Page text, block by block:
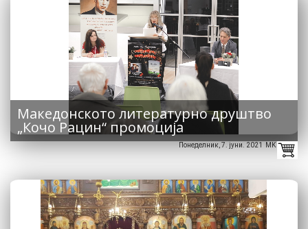
Македонското литературно друштво
„Кочо Рацин“ промоција
Понеделник, 7. јуни. 2021 MK